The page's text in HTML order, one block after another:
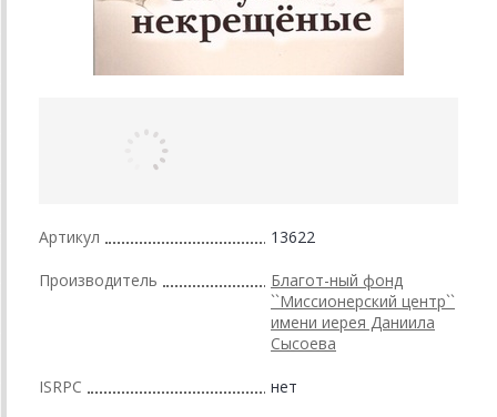
Артикул 13622
Производитель
Благот-ный фонд
``Миссионерский центр``
имени иерея Даниила
Сысоева
ISRPC нет